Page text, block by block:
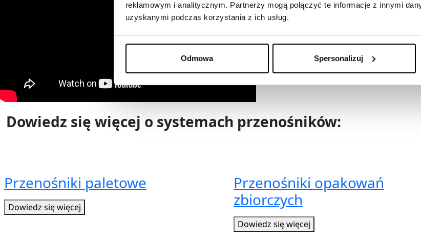
reklamowym i analitycznym. Partnerzy mogą połączyć te informacje z innymi
uzyskanymi podczas korzystania z ich usług.
Odmowa Spersonalizuj
Dowiedz się więcej o systemach przenośników:
Przenośniki paletowe
Dowiedz się więcej
Przenośniki opakowań
zbiorczych
Dowiedz się więcej